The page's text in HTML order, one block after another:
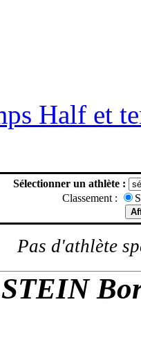
Half et
Sélectionner un athlète :
Classement :
Pas d'athlète
STEIN